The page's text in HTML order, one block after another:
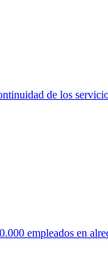
de los
empleados en